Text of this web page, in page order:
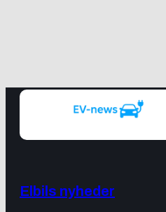
Elbils nyheder